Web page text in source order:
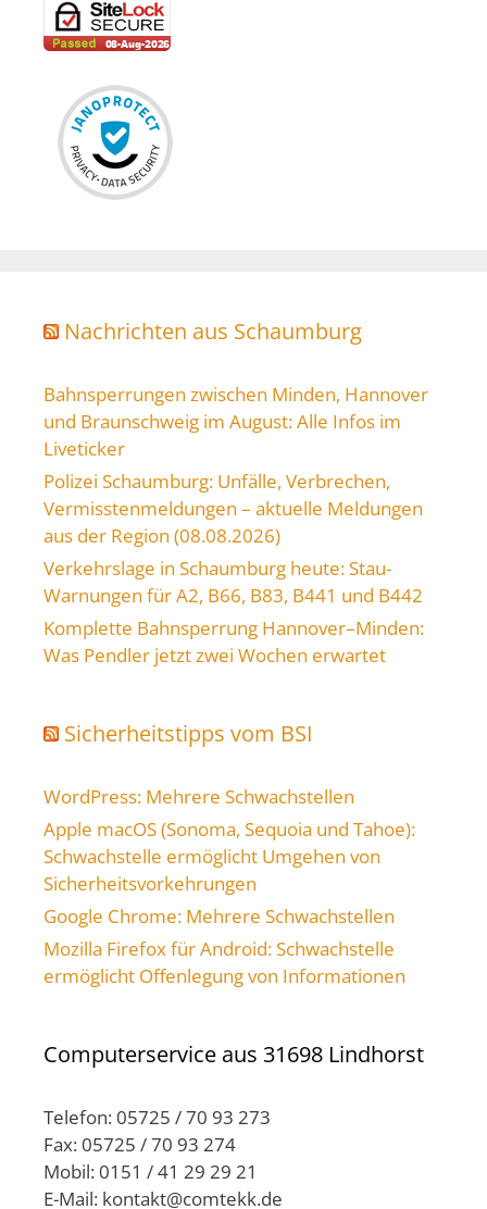
Nachrichten aus Schaumburg
Bahnsperrungen zwischen Minden, Hannover
und Braunschweig im August: Alle Infos im
Liveticker
Polizei Schaumburg: Unfälle, Verbrechen,
Vermisstenmeldungen – aktuelle Meldungen
aus der Region (08.08.2026)
Verkehrslage in Schaumburg heute: Stau-
Warnungen für A2, B66, B83, B441 und B442
Komplette Bahnsperrung Hannover–Minden:
Was Pendler jetzt zwei Wochen erwartet
Sicherheitstipps vom BSI
WordPress: Mehrere Schwachstellen
Apple macOS (Sonoma, Sequoia und Tahoe):
Schwachstelle ermöglicht Umgehen von
Sicherheitsvorkehrungen
Google Chrome: Mehrere Schwachstellen
Mozilla Firefox für Android: Schwachstelle
ermöglicht Offenlegung von Informationen
Computerservice aus 31698 Lindhorst
Telefon: 05725 / 70 93 273
Fax: 05725 / 70 93 274
Mobil: 0151 / 41 29 29 21
E-Mail: kontakt@comtekk.de